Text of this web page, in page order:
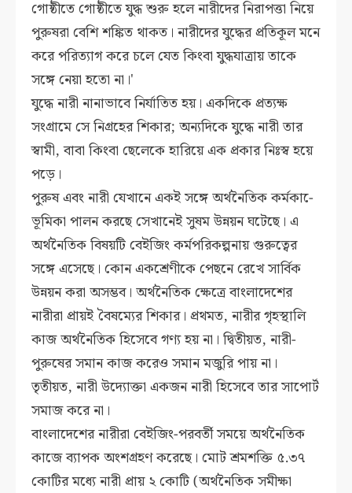
গোষ্ঠীতে গোষ্ঠীতে যুদ্ধ শুরু হলে নারীদের নিরাপত্তা নিয়ে
পুরুষরা বেশি শঙ্কিত থাকত। নারীদের যুদ্ধের প্রতিকূল মনে
করে পরিত্যাগ করে চলে যেত কিংবা যুদ্ধযাত্রায় তাকে
সঙ্গে নেয়া হতো না।'
যুদ্ধে নারী নানাভাবে নির্যাতিত হয়। একদিকে প্রত্যক্ষ
সংগ্রামে সে নিগ্রহের শিকার; অন্যদিকে যুদ্ধে নারী তার
স্বামী, বাবা কিংবা ছেলেকে হারিয়ে এক প্রকার নিঃস্ব হয়ে
পড়ে।
পুরুষ এবং নারী যেখানে একই সঙ্গে অর্থনৈতিক কর্মকা-ে
ভূমিকা পালন করছে সেখানেই সুষম উন্নয়ন ঘটেছে। এ
অর্থনৈতিক বিষয়টি বেইজিং কর্মপরিকল্পনায় গুরুত্বের
সঙ্গে এসেছে। কোন একশ্রেণীকে পেছনে রেখে সার্বিক
উন্নয়ন করা অসম্ভব। অর্থনৈতিক ক্ষেত্রে বাংলাদেশের
নারীরা প্রায়ই বৈষম্যের শিকার। প্রথমত, নারীর গৃহস্থালি
কাজ অর্থনৈতিক হিসেবে গণ্য হয় না। দ্বিতীয়ত, নারী-
পুরুষের সমান কাজ করেও সমান মজুরি পায় না।
তৃতীয়ত, নারী উদ্যোক্তা একজন নারী হিসেবে তার সাপোর্ট
সমাজ করে না।
বাংলাদেশের নারীরা বেইজিং-পরবর্তী সময়ে অর্থনৈতিক
কাজে ব্যাপক অংশগ্রহণ করেছে। মোট শ্রমশক্তি ৫.৩৭
কোটির মধ্যে নারী প্রায় ২ কোটি (অর্থনৈতিক সমীক্ষা